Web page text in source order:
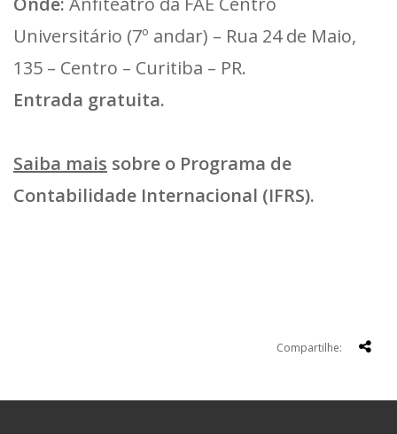
Universitário (7º andar) – Rua 24 de Maio,
135 – Centro – Curitiba – PR.
Entrada gratuita.
Saiba mais sobre o Programa de
Contabilidade Internacional (IFRS).
Compartilhe: